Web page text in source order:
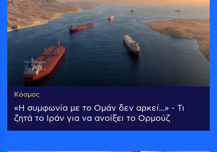
Κόσμος
«Η συμφωνία με το Ομάν δεν αρκεί...» - Τι
ζητά το Ιράν για να ανοίξει το Ορμούζ